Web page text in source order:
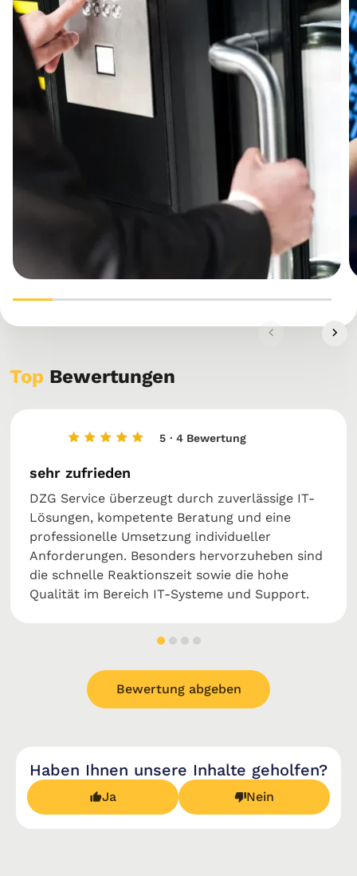
Top Bewertungen
5 · 4 Bewertung
sehr zufrieden
DZG Service überzeugt durch zuverlässige IT-
Lösungen, kompetente Beratung und eine
professionelle Umsetzung individueller
Anforderungen. Besonders hervorzuheben sind
die schnelle Reaktionszeit sowie die hohe
Qualität im Bereich IT-Systeme und Support.
Bewertung abgeben
Haben Ihnen unsere Inhalte geholfen?
Ja Nein